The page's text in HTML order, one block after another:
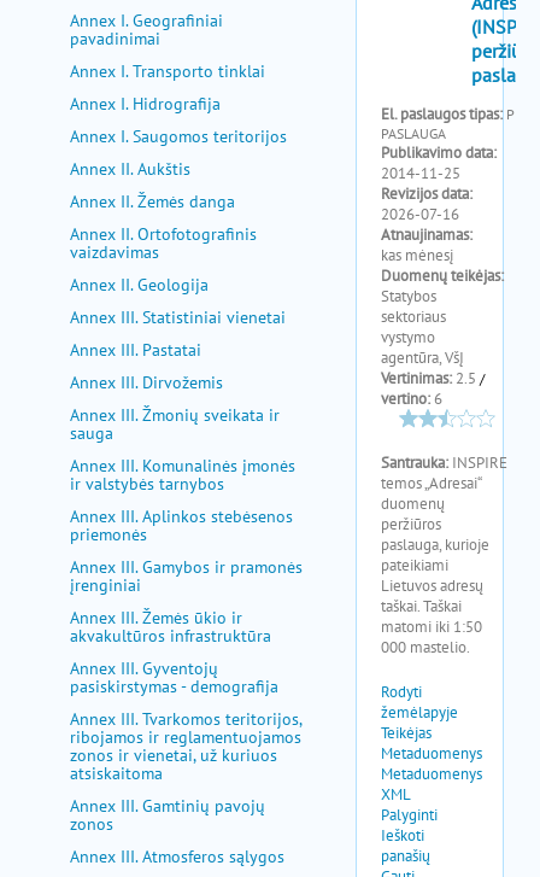
Annex I. Geografiniai
pavadinimai
Annex I. Transporto tinklai
Annex I. Hidrografija
Annex I. Saugomos teritorijos
Annex II. Aukštis
Annex II. Žemės danga
Annex II. Ortofotografinis
vaizdavimas
Annex II. Geologija
Annex III. Statistiniai vienetai
Annex III. Pastatai
Annex III. Dirvožemis
Annex III. Žmonių sveikata ir
sauga
Annex III. Komunalinės įmonės
ir valstybės tarnybos
Annex III. Aplinkos stebėsenos
priemonės
Annex III. Gamybos ir pramonės
įrenginiai
Annex III. Žemės ūkio ir
akvakultūros infrastruktūra
Annex III. Gyventojų
pasiskirstymas - demografija
Annex III. Tvarkomos teritorijos,
ribojamos ir reglamentuojamos
zonos ir vienetai, už kuriuos
atsiskaitoma
Annex III. Gamtinių pavojų
zonos
Annex III. Atmosferos sąlygos